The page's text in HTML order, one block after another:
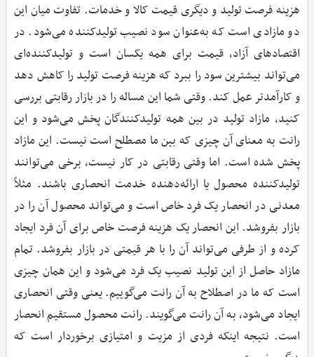
هزینه فرصت تولید و دیگری قیمت کالا و خدمات. تفاوت میان این
دو مازادی است که به‌عنوان سود نصیب تولیدکننده می‌شود. در
اقتصادهای آزاد، قیمت برای همه یکسان است و تولیدکننده‌ای
می‌تواند بیشترین سود را ببرد که هزینه فرصت تولید را کاهش دهد
و کارآمدتر عمل کند. وقتی شما این مساله را در بازار رقابتی بررسی
کنید، مازاد تولید در بین همه تولیدکنندگان پخش می‌شود و این
رانت به معنای آن چیزی که بین ما مصطلح است نیست. این مازاد
پخش شده است. اما وقتی رقابتی در کار نیست،‌ برخی می‌توانند
تولیدکننده محصول یا ارائه‌دهنده خدمت انحصاری باشند. مثلاً
معدنی در انحصار یک فرد خاص است و می‌تواند محصول آن را در
بازار بفروشد. این انحصار یک هزینه فرصت خاص برای آن فرد ایجاد
کرده و از طرفی می‌تواند آن را با هر قیمتی در بازار بفروشد. تمام
مازاد حاصل از این تولید نصیب یک فرد می‌شود و این همان چیزی
است که ما در اصطلاح به آن رانت می‌گوییم. یعنی وقتی انحصاری
ایجاد می‌شود، به آن رانت می‌گویند. رانت محصول مستقیم انحصار
است. نتیجه اینکه فردی از مزیت و امتیازی برخوردار است که